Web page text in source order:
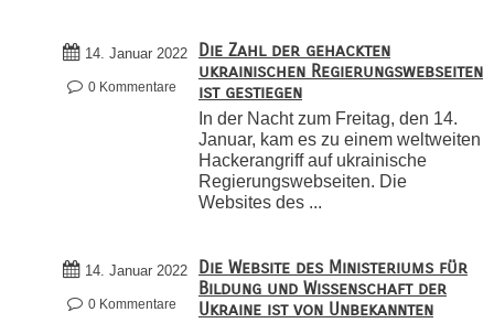
14. Januar 2022
0 Kommentare
Die Zahl der gehackten
ukrainischen Regierungswebseiten
ist gestiegen
In der Nacht zum Freitag, den 14.
Januar, kam es zu einem weltweiten
Hackerangriff auf ukrainische
Regierungswebseiten. Die
Websites des ...
14. Januar 2022
0 Kommentare
Die Website des Ministeriums für
Bildung und Wissenschaft der
Ukraine ist von Unbekannten